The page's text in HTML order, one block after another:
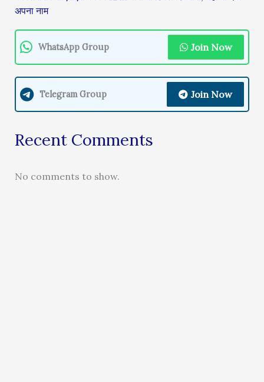
अपना नाम
WhatsApp Group Join Now
Telegram Group Join Now
Recent Comments
No comments to show.